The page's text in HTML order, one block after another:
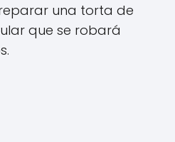
una torta de
que se robará